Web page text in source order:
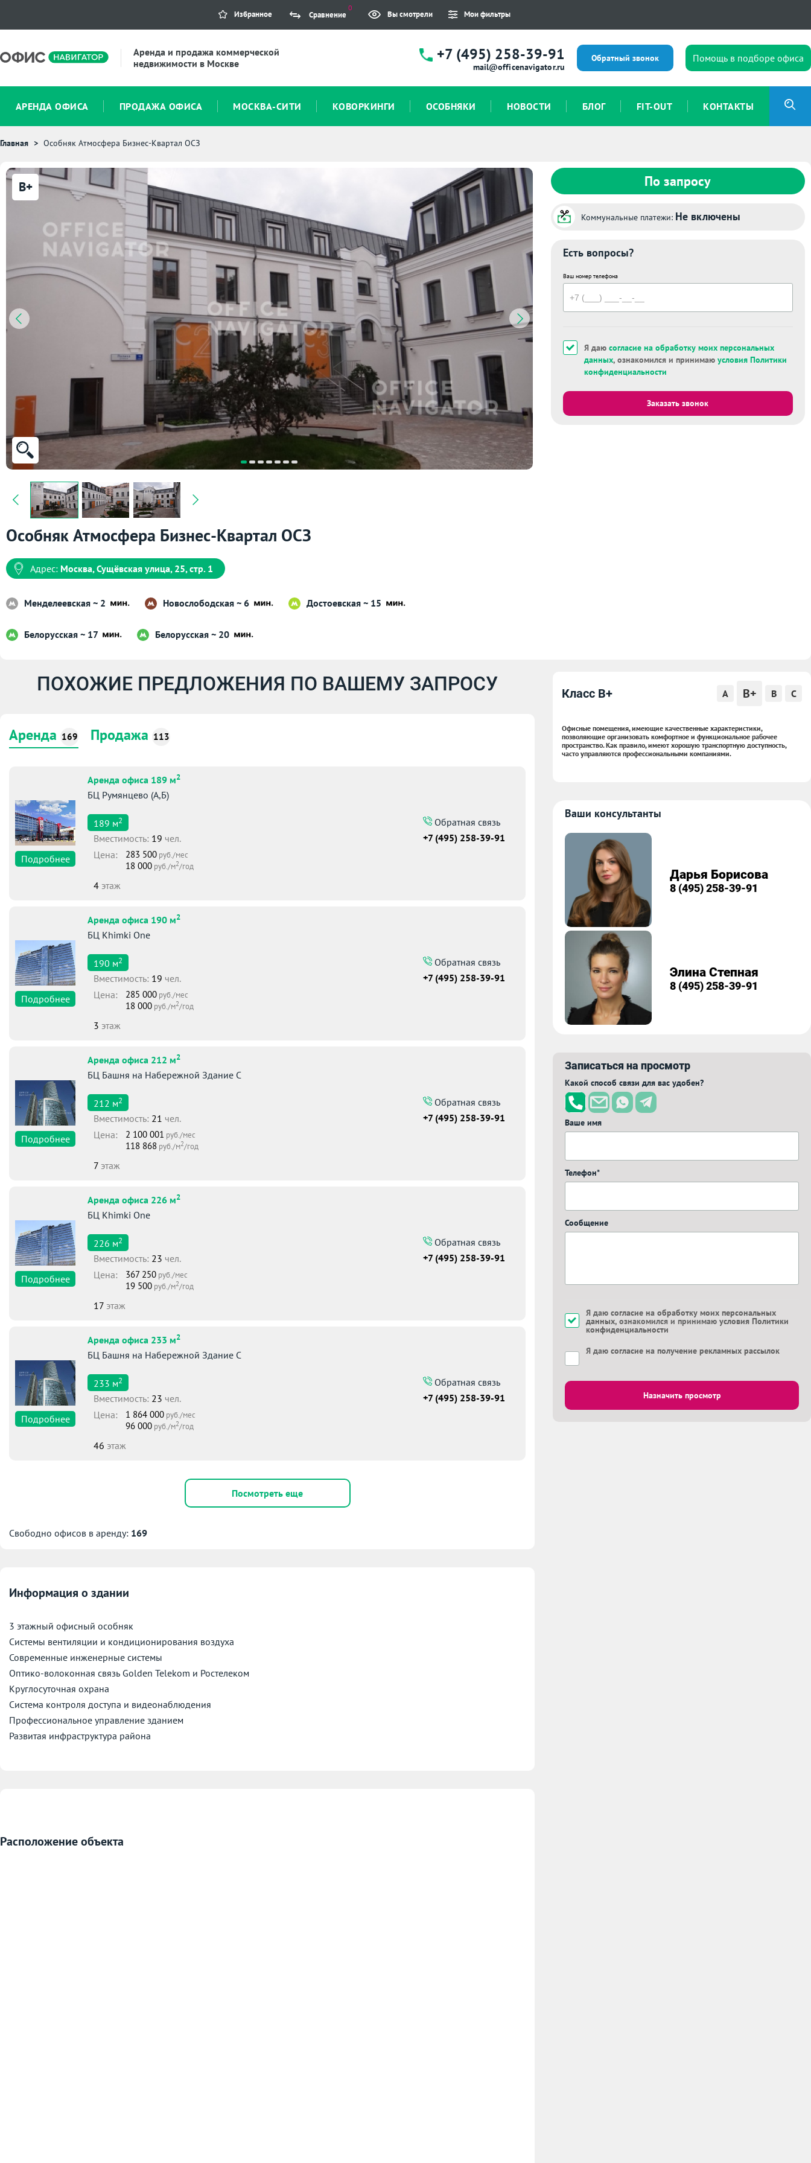
Избранное Сравнение
0
Вы смотрели Мои фильтры
Аренда и продажа коммерческой
недвижимости в Москве
+7 (495) 258-39-91
mail@officenavigator.ru
Обратный звонок Помощь в подборе офиса
АРЕНДА ОФИСА ПРОДАЖА ОФИСА МОСКВА-СИТИ КОВОРКИНГИ ОСОБНЯКИ НОВОСТИ БЛОГ FIT-OUT КОНТАКТЫ
Главная Особняк Атмосфера Бизнес-Квартал ОСЗ
B+
Особняк Атмосфера Бизнес-Квартал ОСЗ
Адрес: Москва, Сущёвская улица, 25, стр. 1
Менделеевская ~ 2 Новослободская ~ 6 Достоевская ~ 15
Белорусская ~ 17 Белорусская ~ 20
По запросу
Коммунальные платежи: Не включены
Есть вопросы?
Ваш номер телефона
Я даю согласие на обработку моих персональных
данных, ознакомился и принимаю условия Политики
конфиденциальности
Заказать звонок
ПОХОЖИЕ ПРЕДЛОЖЕНИЯ ПО ВАШЕМУ ЗАПРОСУ
Аренда 169 Продажа 113
Подробнее
Аренда офиса 189 м2
БЦ Румянцево (А,Б)
189 м2
Вместимоcть: 19 чел.
Цена:
283 500 руб./мес
18 000 руб./м2/год
4 этаж
Обратная связь
+7 (495) 258-39-91
Подробнее
Аренда офиса 190 м2
БЦ Khimki One
190 м2
Вместимоcть: 19 чел.
Цена:
285 000 руб./мес
18 000 руб./м2/год
3 этаж
Обратная связь
+7 (495) 258-39-91
Подробнее
Аренда офиса 212 м2
БЦ Башня на Набережной Здание С
212 м2
Вместимоcть: 21 чел.
Цена:
2 100 001 руб./мес
118 868 руб./м2/год
7 этаж
Обратная связь
+7 (495) 258-39-91
Подробнее
Аренда офиса 226 м2
БЦ Khimki One
226 м2
Вместимоcть: 23 чел.
Цена:
367 250 руб./мес
19 500 руб./м2/год
17 этаж
Обратная связь
+7 (495) 258-39-91
Подробнее
Аренда офиса 233 м2
БЦ Башня на Набережной Здание С
233 м2
Вместимоcть: 23 чел.
Цена:
1 864 000 руб./мес
96 000 руб./м2/год
46 этаж
Обратная связь
+7 (495) 258-39-91
Посмотреть еще
Свободно офисов в аренду: 169
Информация о здании
3 этажный офисный особняк
Системы вентиляции и кондиционирования воздуха
Современные инженерные системы
Оптико-волоконная связь Golden Telekom и Ростелеком
Круглосуточная охрана
Система контроля доступа и видеонаблюдения
Профессиональное управление зданием
Развитая инфраструктура района
Расположение объекта
Класс B+ A B+ B C
Офисные помещения, имеющие качественные характеристики,
позволяющие организовать комфортное и функциональное рабочее
пространство. Как правило, имеют хорошую транспортную доступность,
часто управляются профессиональными компаниями.
Ваши консультанты
Дарья Борисова
8 (495) 258-39-91
Элина Степная
8 (495) 258-39-91
Записаться на просмотр
Какой способ связи для вас удобен?
Ваше имя
Телефон*
Сообщение
Я даю согласие на обработку моих персональных
данных, ознакомился и принимаю условия Политики
конфиденциальности
Я даю согласие на получение рекламных рассылок
Назначить просмотр